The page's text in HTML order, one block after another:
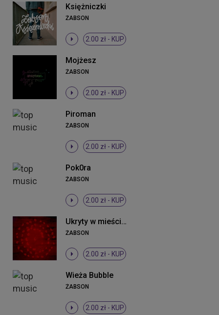
Księżniczki
ŻABSON
2.00 zł - KUP
Mojżesz
ŻABSON
2.00 zł - KUP
Piroman
ŻABSON
2.00 zł - KUP
Pok0ra
ŻABSON
2.00 zł - KUP
Ukryty w mieście krzyk (Projekt tymczasem)
ŻABSON
2.00 zł - KUP
Wieża Bubble
ŻABSON
2.00 zł - KUP